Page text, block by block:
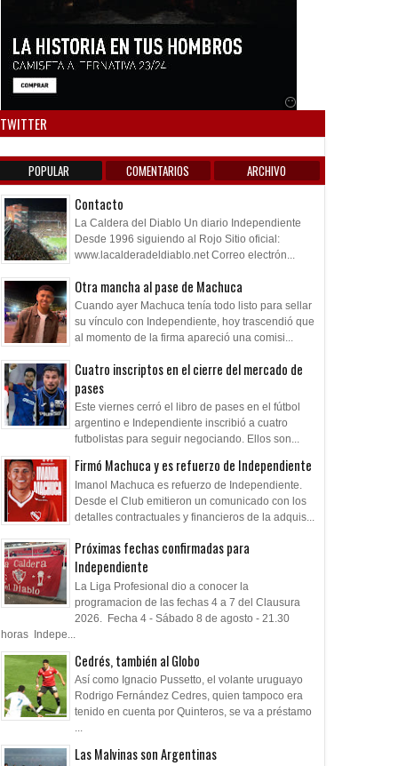
TWITTER
POPULAR COMENTARIOS ARCHIVO
Contacto
La Caldera del Diablo Un diario Independiente
Desde 1996 siguiendo al Rojo Sitio oficial:
www.lacalderadeldiablo.net Correo electrón...
Otra mancha al pase de Machuca
Cuando ayer Machuca tenía todo listo para sellar
su vínculo con Independiente, hoy trascendió que
al momento de la firma apareció una comisi...
Cuatro inscriptos en el cierre del mercado de
pases
Este viernes cerró el libro de pases en el fútbol
argentino e Independiente inscribió a cuatro
futbolistas para seguir negociando. Ellos son...
Firmó Machuca y es refuerzo de Independiente
Imanol Machuca es refuerzo de Independiente.
Desde el Club emitieron un comunicado con los
detalles contractuales y financieros de la adquis...
Próximas fechas confirmadas para
Independiente
La Liga Profesional dio a conocer la
programacion de las fechas 4 a 7 del Clausura
2026. Fecha 4 - Sábado 8 de agosto - 21.30
horas Indepe...
Cedrés, también al Globo
Así como Ignacio Pussetto, el volante uruguayo
Rodrigo Fernández Cedres, quien tampoco era
tenido en cuenta por Quinteros, se va a préstamo
...
Las Malvinas son Argentinas